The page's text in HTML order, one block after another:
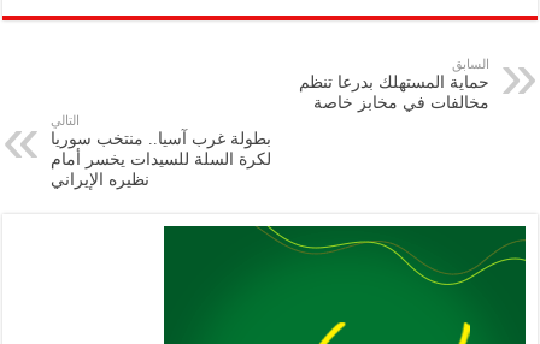
p
y
Li
eb
k
tt
nt
at
p
p
gr
ai
ar
السابق
حماية المستهلك بدرعا تنظم
مخالفات في مخابز خاصة
التالي
بطولة غرب آسيا.. منتخب سوريا
لكرة السلة للسيدات يخسر أمام
نظيره الإيراني